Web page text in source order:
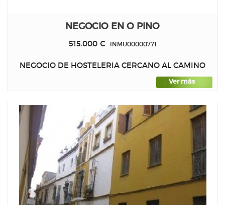
NEGOCIO EN O PINO
515.000 €INMU00000771
NEGOCIO DE HOSTELERIA CERCANO AL CAMINO
Ver más